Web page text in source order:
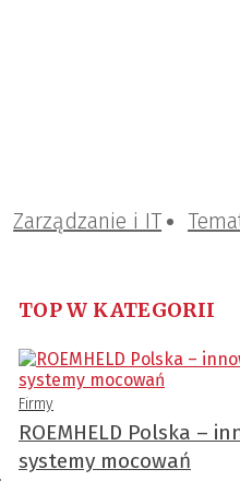
Zarządzanie i IT
TOP W KATEGORII
Firmy
ROEMHELD Polska –
systemy mocowań